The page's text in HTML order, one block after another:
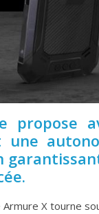
propose
une
Armure X tourne